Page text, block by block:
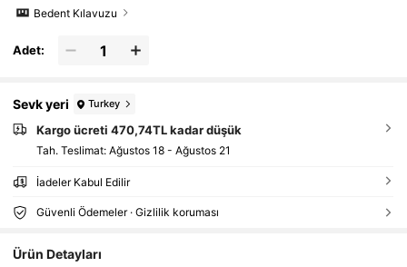
Bedent Kılavuzu
Adet:
Sevk yeri Turkey
Kargo ücreti 470,74TL kadar düşük
Tah. Teslimat: Ağustos 18 - Ağustos 21
İadeler Kabul Edilir
Güvenli Ödemeler · Gizlilik koruması
Ürün Detayları